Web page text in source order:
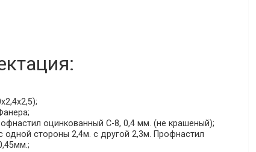
оцинкованный С-8, 0,4 мм. (не крашеный);
одной стороны 2,4м. с другой 2,3м. Профнастил